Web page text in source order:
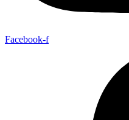
Facebook-f